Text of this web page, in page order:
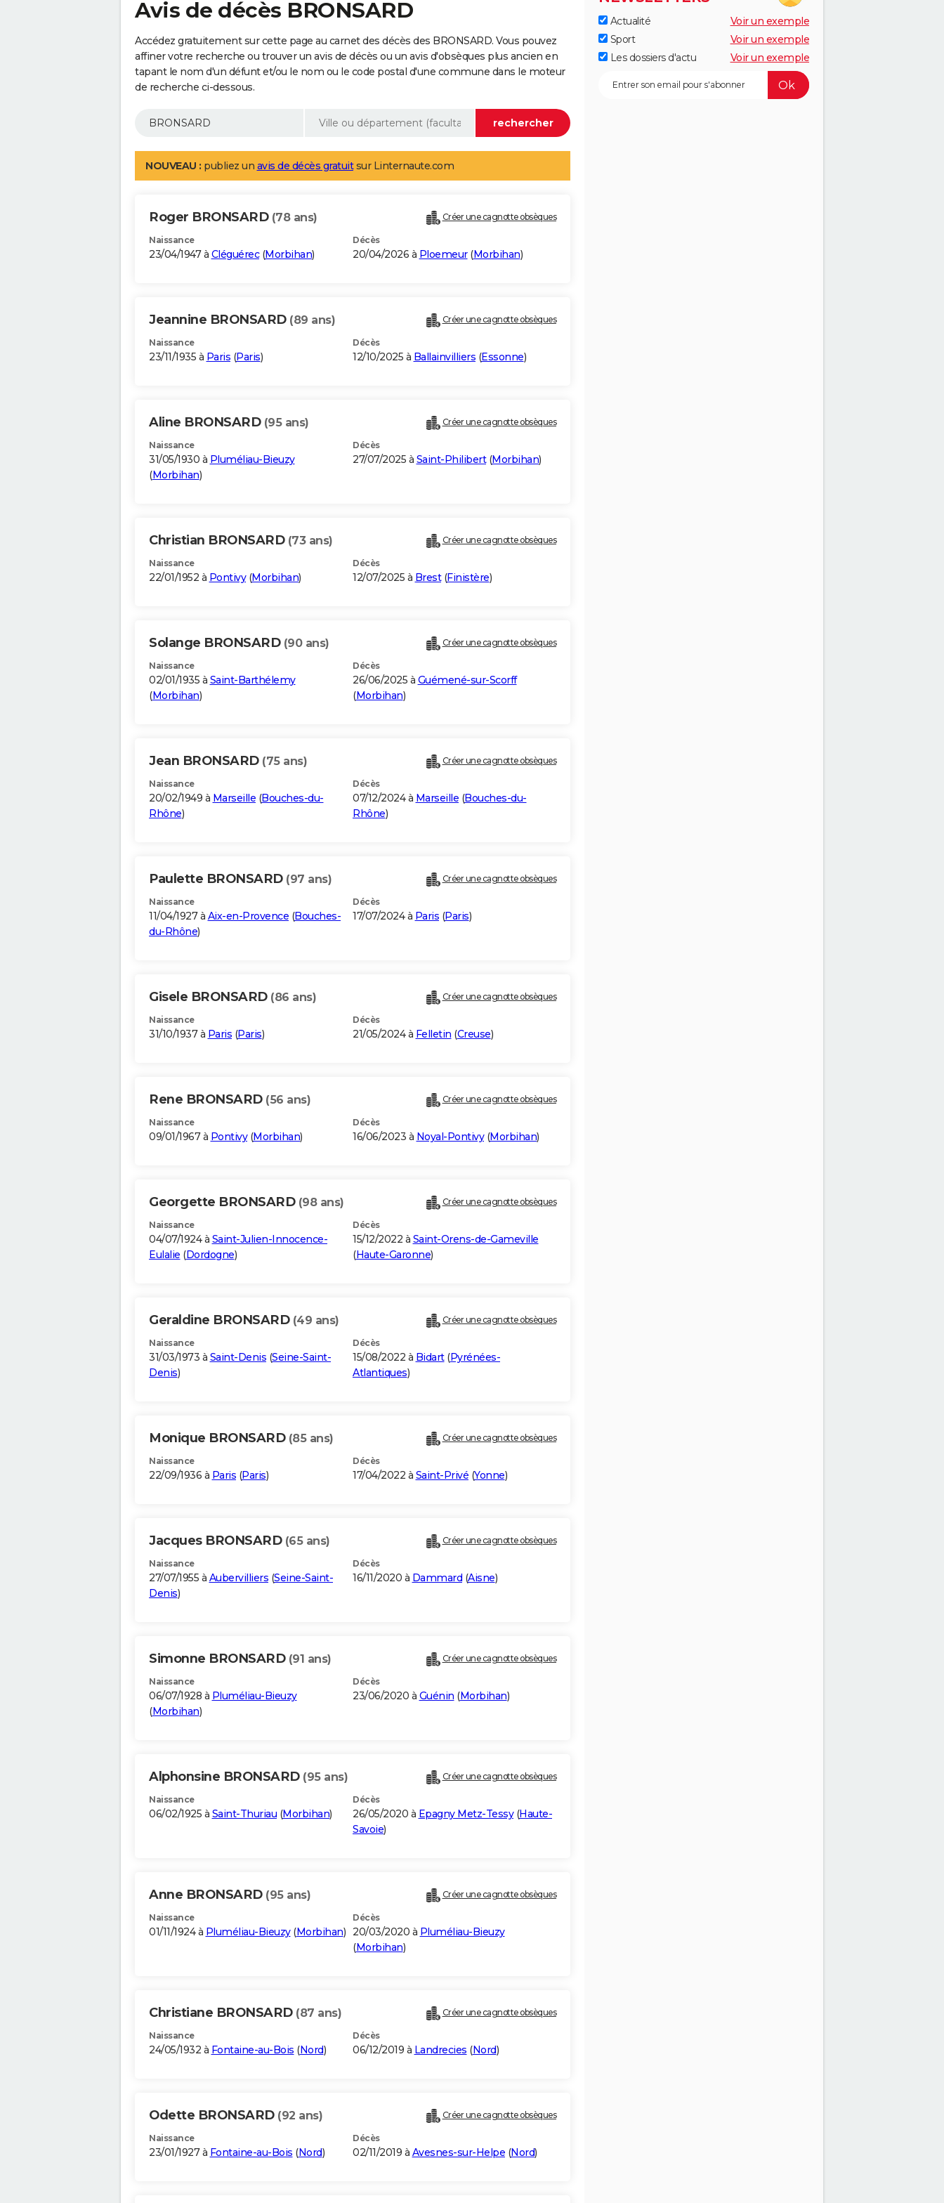
Avis de décès BRONSARD
Accédez gratuitement sur cette page au carnet des décès des BRONSARD. Vous pouvez
affiner votre recherche ou trouver un avis de décès ou un avis d'obsèques plus ancien en
tapant le nom d'un défunt et/ou le nom ou le code postal d'une commune dans le moteur
de recherche ci-dessous.
NOUVEAU : publiez un avis de décès gratuitsur Linternaute.com
Roger BRONSARD (78 ans) Créer une cagnotte obsèques
Naissance
23/04/1947 à Cléguérec(Morbihan)
Décès
20/04/2026 à Ploemeur(Morbihan)
Jeannine BRONSARD (89 ans) Créer une cagnotte obsèques
Naissance
23/11/1935 à Paris (Paris)
Décès
12/10/2025 à Ballainvilliers (Essonne)
Aline BRONSARD (95 ans) Créer une cagnotte obsèques
Naissance
31/05/1930 à Pluméliau-Bieuzy
(Morbihan)
Décès
27/07/2025 à Saint-Philibert(Morbihan)
Christian BRONSARD (73 ans) Créer une cagnotte obsèques
Naissance
22/01/1952 à Pontivy(Morbihan)
Décès
12/07/2025 à Brest(Finistère)
Solange BRONSARD (90 ans) Créer une cagnotte obsèques
Naissance
02/01/1935 à Saint-Barthélemy
(Morbihan)
Décès
26/06/2025 à Guémené-sur-Scorff
(Morbihan)
Jean BRONSARD (75 ans) Créer une cagnotte obsèques
Naissance
20/02/1949 à Marseille (Bouches-du-
Rhône)
Décès
07/12/2024 à Marseille (Bouches-du-
Rhône)
Paulette BRONSARD (97 ans) Créer une cagnotte obsèques
Naissance
11/04/1927 à Aix-en-Provence (Bouches-
du-Rhône)
Décès
17/07/2024 à Paris (Paris)
Gisele BRONSARD (86 ans) Créer une cagnotte obsèques
Naissance
31/10/1937 à Paris (Paris)
Décès
21/05/2024 à Felletin (Creuse)
Rene BRONSARD (56 ans) Créer une cagnotte obsèques
Naissance
09/01/1967 à Pontivy(Morbihan)
Décès
16/06/2023 à Noyal-Pontivy(Morbihan)
Georgette BRONSARD (98 ans) Créer une cagnotte obsèques
Naissance
04/07/1924 à Saint-Julien-Innocence-
Eulalie (Dordogne)
Décès
15/12/2022 à Saint-Orens-de-Gameville
(Haute-Garonne)
Geraldine BRONSARD (49 ans) Créer une cagnotte obsèques
Naissance
31/03/1973 à Saint-Denis (Seine-Saint-
Denis)
Décès
15/08/2022 à Bidart(Pyrénées-
Atlantiques)
Monique BRONSARD (85 ans) Créer une cagnotte obsèques
Naissance
22/09/1936 à Paris (Paris)
Décès
17/04/2022 à Saint-Privé (Yonne)
Jacques BRONSARD (65 ans) Créer une cagnotte obsèques
Naissance
27/07/1955 à Aubervilliers (Seine-Saint-
Denis)
Décès
16/11/2020 à Dammard (Aisne)
Simonne BRONSARD (91 ans) Créer une cagnotte obsèques
Naissance
06/07/1928 à Pluméliau-Bieuzy
(Morbihan)
Décès
23/06/2020 à Guénin (Morbihan)
Alphonsine BRONSARD (95 ans) Créer une cagnotte obsèques
Naissance
06/02/1925 à Saint-Thuriau (Morbihan)
Décès
26/05/2020 à Epagny Metz-Tessy(Haute-
Savoie)
Anne BRONSARD (95 ans) Créer une cagnotte obsèques
Naissance
01/11/1924 à Pluméliau-Bieuzy(Morbihan)
Décès
20/03/2020 à Pluméliau-Bieuzy
(Morbihan)
Christiane BRONSARD (87 ans) Créer une cagnotte obsèques
Naissance
24/05/1932 à Fontaine-au-Bois (Nord)
Décès
06/12/2019 à Landrecies (Nord)
Odette BRONSARD (92 ans) Créer une cagnotte obsèques
Naissance
23/01/1927 à Fontaine-au-Bois (Nord)
Décès
02/11/2019 à Avesnes-sur-Helpe (Nord)
Actualité
Voir un exemple
Sport
Voir un exemple
Les dossiers d'actu
Voir un exemple